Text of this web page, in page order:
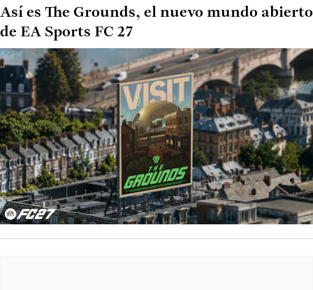
Así es The Grounds, el nuevo mundo abierto
de EA Sports FC 27